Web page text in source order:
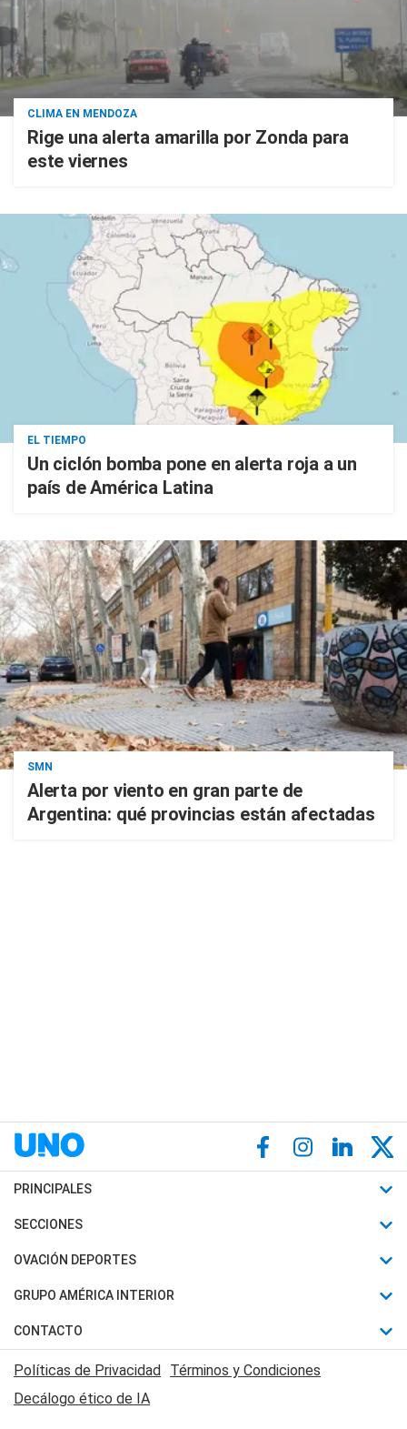
CLIMA EN MENDOZA
Rige una alerta amarilla por Zonda para
este viernes
EL TIEMPO
Un ciclón bomba pone en alerta roja a un
país de América Latina
SMN
Alerta por viento en gran parte de
Argentina: qué provincias están afectadas
PRINCIPALES
Últimas Noticias
Política
Judiciales
Economia
SECCIONES
Horóscopo
Motores
Trucos caseros
Series y Películas
Edictos y Solicitadas
OVACIÓN DEPORTES
Fútbol
Mundial
Automovilismo
Rugby
GRUPO AMÉRICA INTERIOR
Canal 7 en Vivo
CONTACTO
Acerca de Nosotros
Contactanos
Políticas de Privacidad Términos y Condiciones
Decálogo ético de IA